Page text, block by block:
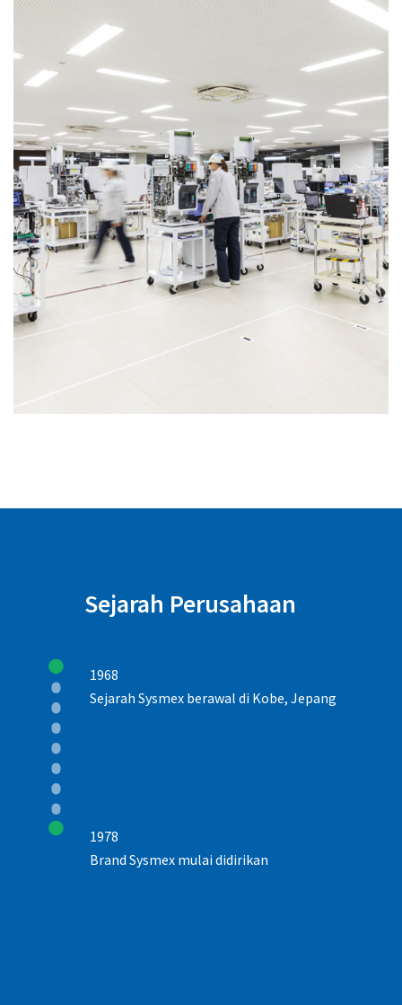
Sejarah Perusahaan
1968
Sejarah Sysmex berawal di Kobe, Jepang
1978
Brand Sysmex mulai didirikan